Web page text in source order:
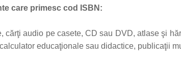
care primesc cod ISBN:
cărţi audio pe casete, CD sau DVD, atlase şi
educaţionale sau didactice, publicaţii